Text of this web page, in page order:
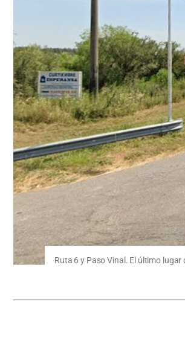
Ruta 6 y Paso Vinal. El último